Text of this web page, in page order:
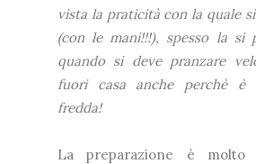
vista la praticità con la quale
(con le mani!!!), spesso la si
quando si deve pranzare
fuori casa anche perchè è
fredda!
La preparazione è molto